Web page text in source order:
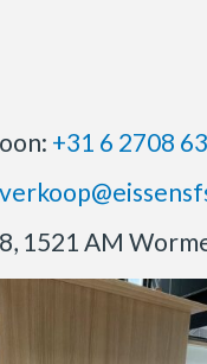
+31 6 2708
1521 AM